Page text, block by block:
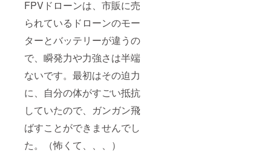
FPVドローンは、市販に売
られているドローンのモー
ターとバッテリーが違うの
で、瞬発力や力強さは半端
ないです。最初はその迫力
に、自分の体がすごい抵抗
していたので、ガンガン飛
ばすことができませんでし
た。（怖くて、、、）